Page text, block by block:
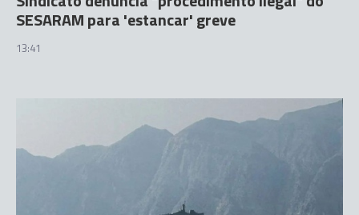
SESARAM para 'estancar' greve
13:41